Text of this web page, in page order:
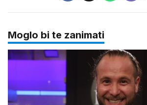
Moglo bi te zanimati